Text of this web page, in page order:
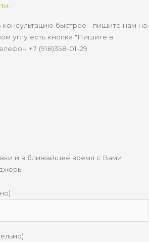
консультацию быстрее - пишите нам на
углу есть кнопка "Пишите в
+7 (918)358-01-29
и в ближайшее время с Вами